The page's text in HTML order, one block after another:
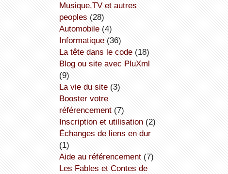
Musique,TV et autres
peoples (28)
Automobile(4)
informatique(36)
la tête dans le code(18)
Blog ou site avec PluXml
(9)
la vie du site(3)
booster votre
référencement(7)
inscription et utilisation(2)
échanges de liens en dur
(1)
aide au référencement(7)
Les Fables et Contes de